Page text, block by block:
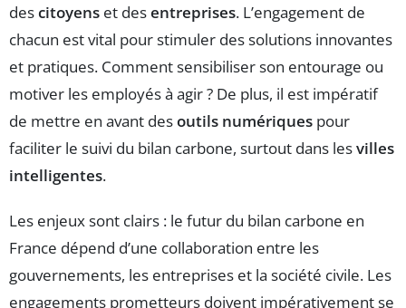
descitoyens et desentreprises. L’engagement de
chacun est vital pour stimuler des solutions innovantes
et pratiques. Comment sensibiliser son entourage ou
motiver les employés à agir ? De plus, il est impératif
de mettre en avant desoutils numériques pour
faciliter le suivi du bilan carbone, surtout dans lesvilles
intelligentes.
Les enjeux sont clairs : le futur du bilan carbone en
France dépend d’une collaboration entre les
gouvernements, les entreprises et la société civile. Les
engagements prometteurs doivent impérativement se